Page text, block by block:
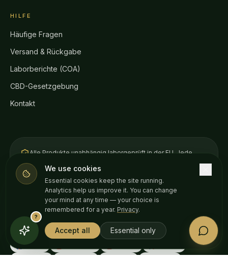
HILFE
Häufige Fragen
Versand & Rückgabe
Laborberichte (COA)
CBD-Gesetzgebung
Kontakt
Alle Produkte unabhängig laborgeprüft in der EU. Jede
Charge bekommt ein datiertes
AMERICAN
EXPRESS Pay
SHOPPEN IN
English
We use cookies
Essential cookies keep the site running.
Analytics help us improve it. You can change
your mind at any time — your choice is
remembered for a year. Privacy.
Accept all Essential only
?